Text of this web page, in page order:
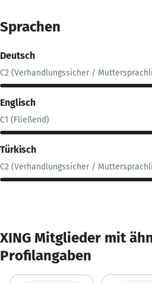
Sprachen
Deutsch
C2 (Verhandlungssicher /
Englisch
C1 (Fließend)
Türkisch
C2 (Verhandlungssicher /
XING Mitglieder mit
Profilangaben